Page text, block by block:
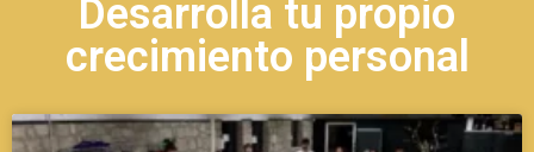
Desarrolla tu propio
crecimiento personal